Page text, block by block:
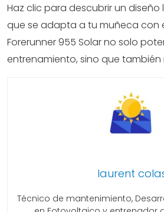
Haz clic para descubrir un
que se adapta a tu muñeca con
Forerunner 955 Solar no solo
entrenamiento, sino que también
laurent
Técnico de mantenimiento,